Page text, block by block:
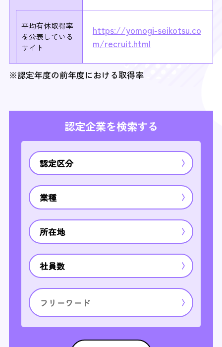
平均有休取得率
を公表している
サイト
https://yomogi-seikotsu.co
m/recruit.html
※認定年度の前年度における取得率
認定企業を検索する
認定区分
業種
所在地
社員数